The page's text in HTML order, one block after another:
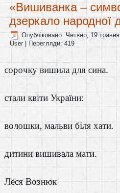
«Вишиванка –
дзеркало народної
Опубліковано: Четвер, 19
User| Перегляди: 419
сорочку вишила для сина.
стали квіти України:
волошки, мальви біля хати.
дитини вишивала мати.
Леся Вознюк